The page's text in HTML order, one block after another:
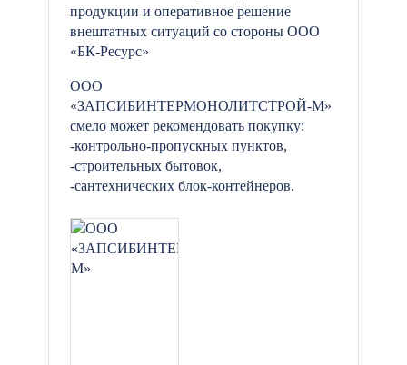
продукции и оперативное решение
внештатных ситуаций со стороны ООО
«БК-Ресурс»
ООО
«ЗАПСИБИНТЕРМОНОЛИТСТРОЙ-М»
смело может рекомендовать покупку:
-контрольно-пропускных пунктов,
-строительных бытовок,
-сантехнических блок-контейнеров.